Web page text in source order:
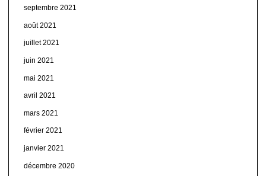
septembre 2021
août 2021
juillet 2021
juin 2021
mai 2021
avril 2021
mars 2021
février 2021
janvier 2021
décembre 2020